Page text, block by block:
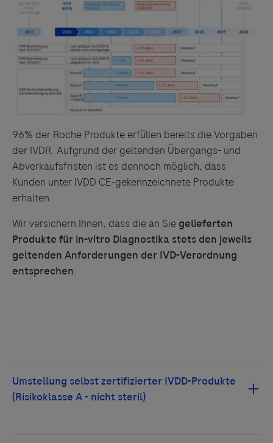
96% der Roche Produkte erfüllen bereits die Vorgaben
der IVDR. Aufgrund der geltenden Übergangs- und
Abverkaufsfristen ist es dennoch möglich, dass
Kunden unter IVDD CE-gekennzeichnete Produkte
erhalten.
Wir versichern Ihnen, dass die an Sie gelieferten
Produkte für in-vitro Diagnostika stets den jeweils
geltenden Anforderungen der IVD-Verordnung
entsprechen.